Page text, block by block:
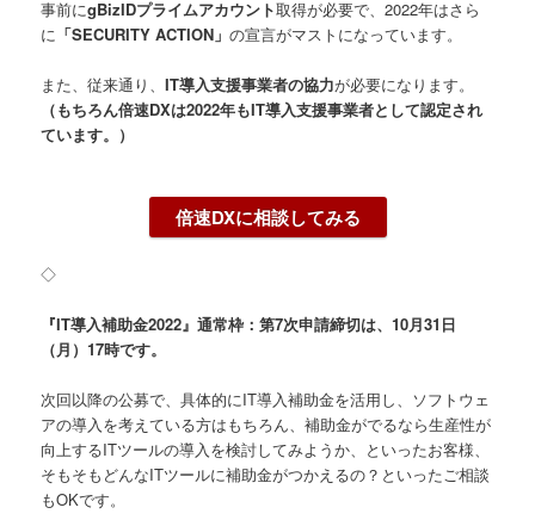
事前にgBizIDプライムアカウント取得が必要で、2022年はさら
に 「SECURITY ACTION」の宣言がマストになっています。
また、従来通り、IT導入支援事業者の協力が必要になります。
（もちろん倍速DXは2022年もIT導入支援事業者として認定され
ています。）
倍速DXに相談してみる
◇
『IT導入補助金2022』通常枠：第7次申請締切は、10月31日
（月）17時です。
次回以降の公募で、具体的にIT導入補助金を活用し、ソフトウェ
アの導入を考えている方はもちろん、補助金がでるなら生産性が
向上するITツールの導入を検討してみようか、といったお客様、
そもそもどんなITツールに補助金がつかえるの？といったご相談
もOKです。